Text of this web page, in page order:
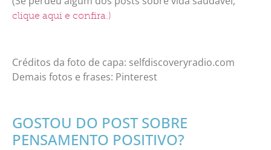
clique aqui e confira.)
Créditos da foto de capa: selfdiscoveryradio.com
Demais fotos e frases: Pinterest
GOSTOU DO POST SOBRE
PENSAMENTO POSITIVO?